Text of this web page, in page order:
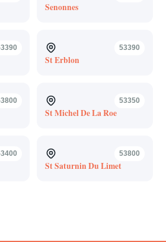
Senonnes
53390
St Erblon
53350
St Michel De La Roe
53800
St Saturnin Du Limet